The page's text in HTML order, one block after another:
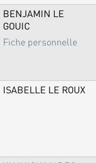
BENJAMIN LE
GOUIC
Fiche personnelle
ISABELLE LE ROUX